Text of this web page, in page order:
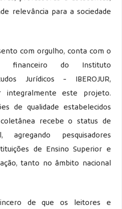
relevância para a sociedade
com orgulho, conta com o
financeiro do Instituto
Jurídicos - IBEROJUR,
integralmente este projeto.
de qualidade estabelecidos
coletânea recebe o status de
agregando pesquisadores
de Ensino Superior e
tanto no âmbito nacional
de que os leitores e